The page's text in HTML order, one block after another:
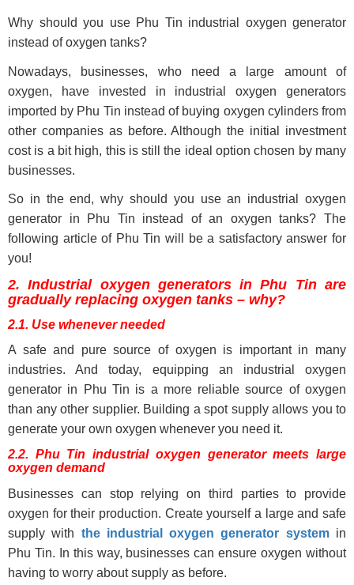
Why should you use Phu Tin industrial oxygen generator
instead of oxygen tanks?
Nowadays, businesses, who need a large amount of
oxygen, have invested in industrial oxygen generators
imported by Phu Tin instead of buying oxygen cylinders from
other companies as before. Although the initial investment
cost is a bit high, this is still the ideal option chosen by many
businesses.
So in the end, why should you use an industrial oxygen
generator in Phu Tin instead of an oxygen tanks? The
following article of Phu Tin will be a satisfactory answer for
you!
2. Industrial oxygen generators in Phu Tin are
gradually replacing oxygen tanks – why?
2.1. Use whenever needed
A safe and pure source of oxygen is important in many
industries. And today, equipping an industrial oxygen
generator in Phu Tin is a more reliable source of oxygen
than any other supplier. Building a spot supply allows you to
generate your own oxygen whenever you need it.
2.2. Phu Tin industrial oxygen generator meets large
oxygen demand
Businesses can stop relying on third parties to provide
oxygen for their production. Create yourself a large and safe
supply with the industrial oxygen generator systemin
Phu Tin. In this way, businesses can ensure oxygen without
having to worry about supply as before.